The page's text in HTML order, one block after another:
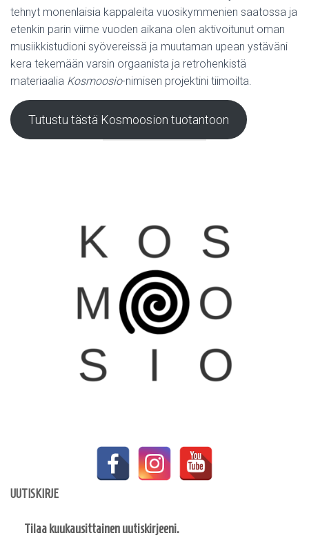
tehnyt monenlaisia kappaleita vuosikymmenien saatossa ja
etenkin parin viime vuoden aikana olen aktivoitunut oman
musiikkistudioni syövereissä ja muutaman upean ystäväni
kera tekemään varsin orgaanista ja retrohenkistä
materiaalia Kosmoosio-nimisen projektini tiimoilta.
Tutustu tästä Kosmoosion tuotantoon
UUTISKIRJE
Tilaa kuukausittainen uutiskirjeeni.